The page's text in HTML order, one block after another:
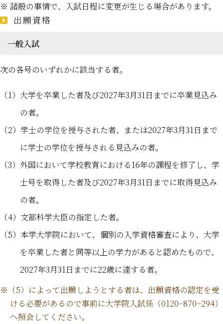
※ 諸般の事情で、入試日程に変更が生じる場合があります。
出願資格
一般入試
次の各号のいずれかに該当する者。
（1）大学を卒業した者及び2027年3月31日までに卒業見込み
の者。
（2）学士の学位を授与された者、または2027年3月31日まで
に学士の学位を授与される見込みの者。
（3）外国において学校教育における16年の課程を修了し、学
士号を取得した者及び2027年3月31日までに取得見込み
の者。
（4）文部科学大臣の指定した者。
（5）本学大学院において、個別の入学資格審査により、大学
を卒業した者と同等以上の学力があると認めたもので、
2027年3月31日までに22歳に達する者。
※（5）によって出願しようとする者は、出願資格の認定を受
ける必要があるので事前に大学院入試係（0120−870−294）
へ照会してください。